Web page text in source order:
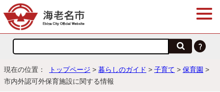
現在の位置： トップページ > 暮らしのガイド > 子育て > 保育園 >
市内外認可外保育施設に関する情報